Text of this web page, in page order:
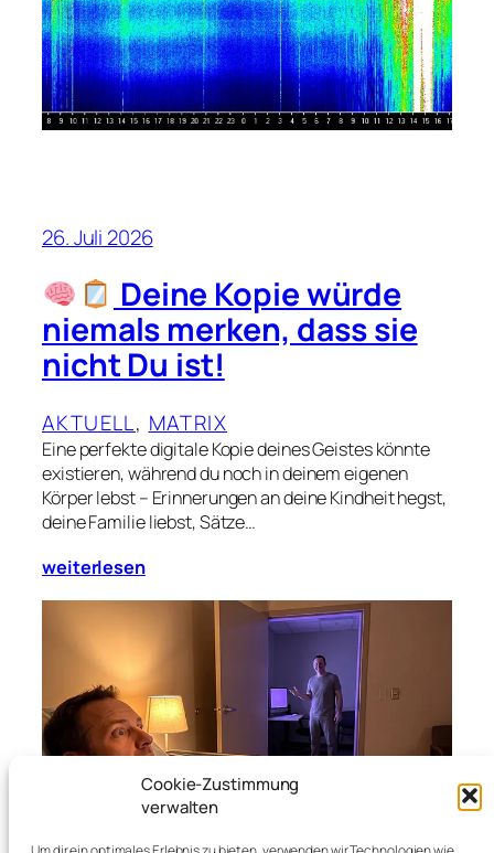
Cookie-Zustimmung
verwalten
26. Juli 2026
Deine Kopie würde
niemals merken, dass sie
nicht Du ist!
AKTUELL, MATRIX
Eine perfekte digitale Kopie deines Geistes könnte
existieren, während du noch in deinem eigenen
Körper lebst – Erinnerungen an deine Kindheit hegst,
deine Familie liebst, Sätze…
weiterlesen